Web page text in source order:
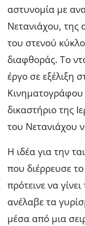
αστυνομία με
Νετανιάχου, της
του στενού
διαφθοράς. Το
έργο σε εξέλιξη
δικαστήριο της
του Νετανιάχου
Η ιδέα για την
που διέρρευσε
πρότεινε να
ανέλαβε τα
μέσα από μια